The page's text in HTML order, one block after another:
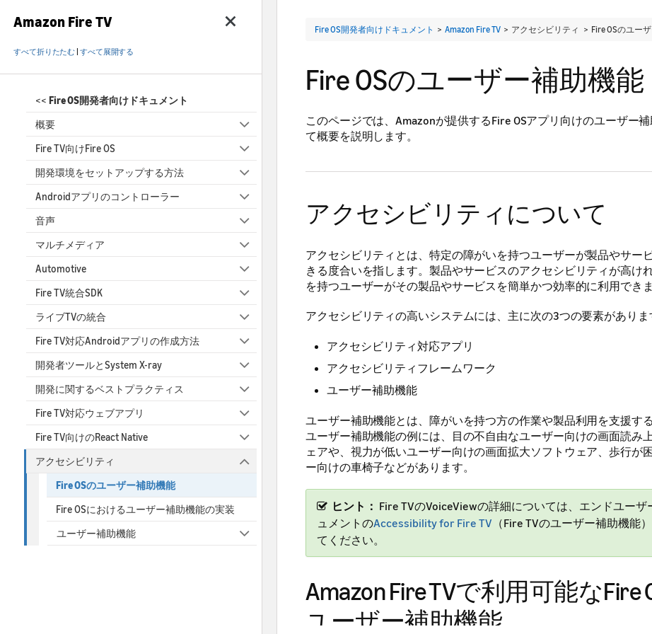
Amazon Fire TV
すべて折りたたむ すべて展開する
<< Fire OS開発者向けドキュメント
概要
Fire TV向けFire OS
開発環境をセットアップする方法
Androidアプリのコントローラー
音声
マルチメディア
Automotive
Fire TV統合SDK
ライブTVの統合
Fire TV対応Androidアプリの作成方法
開発者ツールとSystem X-ray
開発に関するベストプラクティス
Fire TV対応ウェブアプリ
Fire TV向けのReact Native
アクセシビリティ
Fire OSのユーザー補助機能
Fire OSにおけるユーザー補助機能の実装
ユーザー補助機能
Fire OS開発者向けドキュメント > Amazon Fire TV > アクセシビリティ > Fire OSのユー
Fire OSのユーザー補助機能
このページでは、Amazonが提供するFire OSアプリ向けのユーザー
て概要を説明します。
アクセシビリティについて
アクセシビリティとは、特定の障がいを持つユーザーが製品やサー
きる度合いを指します。製品やサービスのアクセシビリティが高け
を持つユーザーがその製品やサービスを簡単かつ効率的に利用できま
アクセシビリティの高いシステムには、主に次の3つの要素がありま
アクセシビリティ対応アプリ
アクセシビリティフレームワーク
ユーザー補助機能
ユーザー補助機能とは、障がいを持つ方の作業や製品利用を支援する
ユーザー補助機能の例には、目の不自由なユーザー向けの画面読み
ェアや、視力が低いユーザー向けの画面拡大ソフトウェア、歩行が
ー向けの車椅子などがあります。
ヒント： Fire TVのVoiceViewの詳細については、エンドユーザ
ュメントのAccessibility for Fire TV （Fire TVのユーザー補助機能
てください。
Amazon Fire TVで利用可能なFire
ユーザー補助機能